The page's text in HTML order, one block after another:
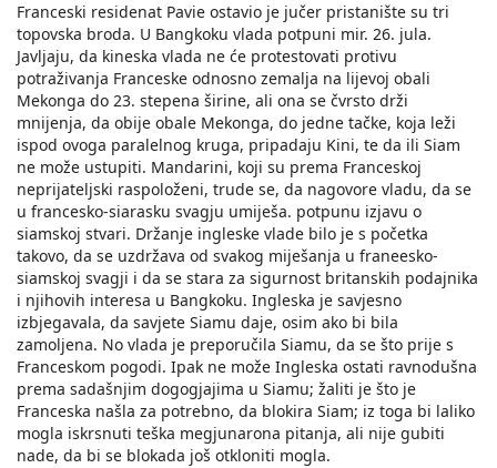
Franceski residenat Pavie ostavio je jučer pristanište su tri
topovska broda. U Bangkoku vlada potpuni mir. 26. jula.
Javljaju, da kineska vlada ne će protestovati protivu
potraživanja Franceske odnosno zemalja na lijevoj obali
Mekonga do 23. stepena širine, ali ona se čvrsto drži
mnijenja, da obije obale Mekonga, do jedne tačke, koja leži
ispod ovoga paralelnog kruga, pripadaju Kini, te da ili Siam
ne može ustupiti. Mandarini, koji su prema Franceskoj
neprijateljski raspoloženi, trude se, da nagovore vladu, da se
u francesko-siarasku svagju umiješa. potpunu izjavu o
siamskoj stvari. Držanje ingleske vlade bilo je s početka
takovo, da se uzdržava od svakog miješanja u franeesko-
siamskoj svagji i da se stara za sigurnost britanskih podajnika
i njihovih interesa u Bangkoku. Ingleska je savjesno
izbjegavala, da savjete Siamu daje, osim ako bi bila
zamoljena. No vlada je preporučila Siamu, da se što prije s
Franceskom pogodi. Ipak ne može Ingleska ostati ravnodušna
prema sadašnjim dogogjajima u Siamu; žaliti je što je
Franceska našla za potrebno, da blokira Siam; iz toga bi laliko
mogla iskrsnuti teška megjunarona pitanja, ali nije gubiti
nade, da bi se blokada još otkloniti mogla.